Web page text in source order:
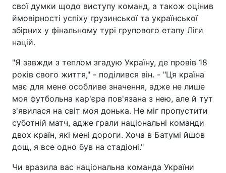
свої думки щодо виступу команд, а також оцінив
ймовірності успіху грузинської та української
збірних у фінальному турі групового етапу Ліги
націй.
"Я завжди з теплом згадую Україну, де провів 18
років свого життя," - поділився він. - "Ця країна
має для мене особливе значення, адже не лише
моя футбольна кар'єра пов'язана з нею, але й тут
з'явилася на світ моя донька. Не міг пропустити
суботній матч, адже грали національні команди
двох країн, які мені дороги. Хоча в Батумі йшов
дощ, я все одно був на стадіоні."
Чи вразила вас національна команда України